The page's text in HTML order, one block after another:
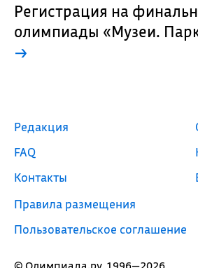
Регистрация на
олимпиады «Музеи.
→
© Олимпиада.ру, 1996—2026
Редакция
FAQ
Контакты
Правила размещения
Пользовательское соглашение